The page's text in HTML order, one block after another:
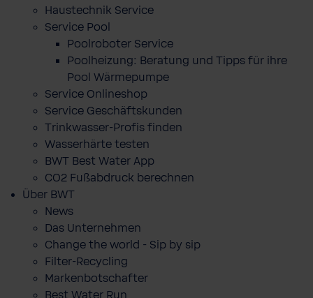
Haustechnik Service
Service Pool
Poolroboter Service
Poolheizung: Beratung und Tipps für ihre
Pool Wärmepumpe
Service Onlineshop
Service Geschäftskunden
Trinkwasser-Profis finden
Wasserhärte testen
BWT Best Water App
CO2 Fußabdruck berechnen
Über BWT
News
Das Unternehmen
Change the world - Sip by sip
Filter-Recycling
Markenbotschafter
Best Water Run